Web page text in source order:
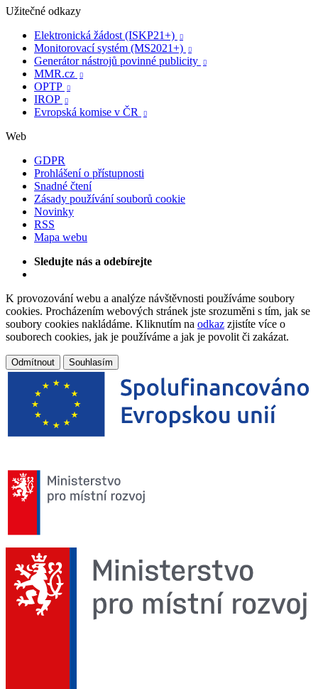
Užitečné odkazy
Elektronická žádost (ISKP21+)

Monitorovací systém (MS2021+) 
Generátor nástrojů povinné publicity 
MMR.cz 
OPTP 
IROP 
Evropská komise v ČR 
Web
GDPR
Prohlášení o přístupnosti
Snadné čtení
Zásady používání souborů cookie
Novinky
RSS
Mapa webu
Sledujte nás a odebírejte
K provozování webu a analýze návštěvnosti používáme soubory
cookies. Procházením webových stránek jste srozuměni s tím, jak se
soubory cookies nakládáme. Kliknutím na odkaz zjistíte více o
souborech cookies, jak je používáme a jak je povolit či zakázat.
Odmítnout Souhlasím